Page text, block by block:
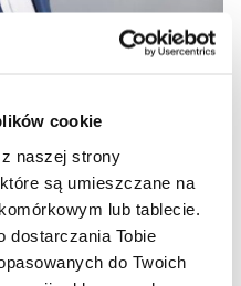
cookie
naszej strony
są umieszczane na
lub tablecie.
dostarczania Tobie
do Twoich
ekspansję.
klientów już
należący do grupy
zakup większości